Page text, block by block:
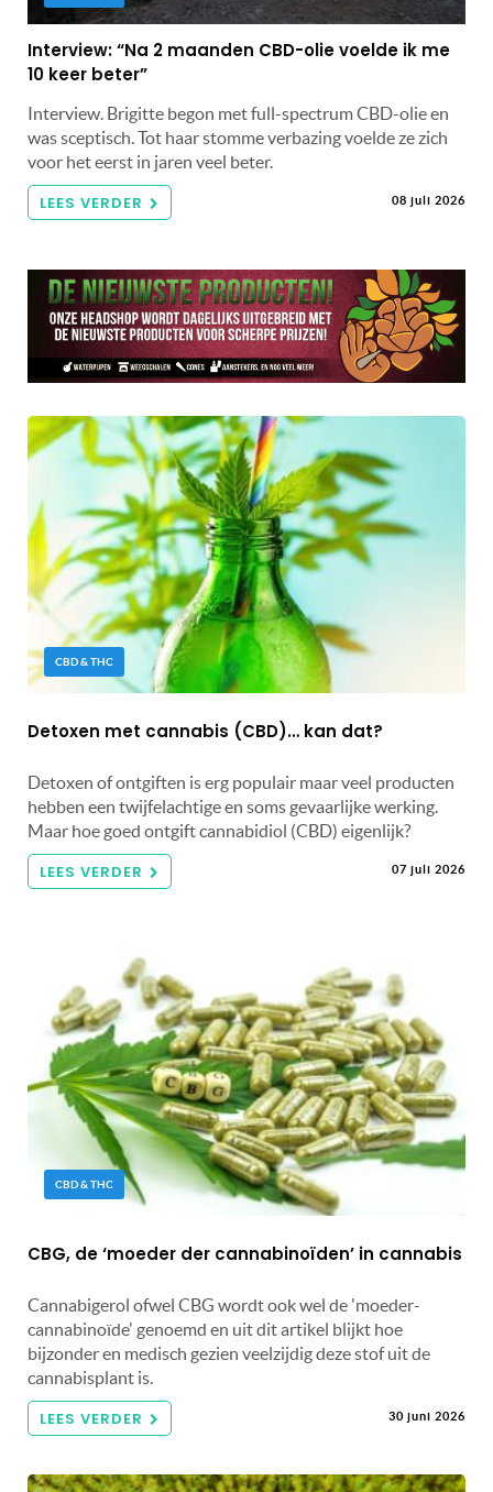
Interview: “Na 2 maanden CBD-olie voelde ik me
10 keer beter”
Interview. Brigitte begon met full-spectrum CBD-olie en
was sceptisch. Tot haar stomme verbazing voelde ze zich
voor het eerst in jaren veel beter.
LEES VERDER 08 juli 2026
CBD & THC
Detoxen met cannabis (CBD)… kan dat?
Detoxen of ontgiften is erg populair maar veel producten
hebben een twijfelachtige en soms gevaarlijke werking.
Maar hoe goed ontgift cannabidiol (CBD) eigenlijk?
LEES VERDER 07 juli 2026
CBD & THC
CBG, de ‘moeder der cannabinoïden’ in cannabis
Cannabigerol ofwel CBG wordt ook wel de 'moeder-
cannabinoïde' genoemd en uit dit artikel blijkt hoe
bijzonder en medisch gezien veelzijdig deze stof uit de
cannabisplant is.
LEES VERDER 30 juni 2026